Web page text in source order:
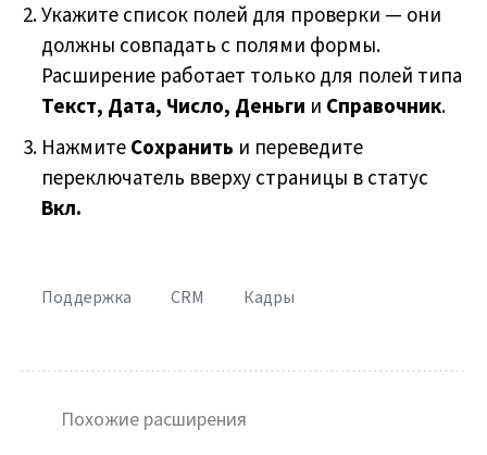
Укажите список полей для проверки — они
должны совпадать с полями формы.
Расширение работает только для полей типа
Текст, Дата, Число, Деньги и Справочник.
НажмитеСохранить и переведите
переключатель вверху страницы в статус
Вкл.
Поддержка CRM Кадры
Похожие расширения